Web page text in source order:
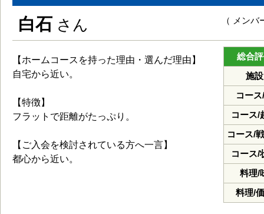
白石 さん （ メン
【ホームコースを持った理由・選んだ理由】
自宅から近い。
【特徴】
フラットで距離がたっぷり。
【ご入会を検討されている方へ一言】
都心から近い。
総合
施設
コー
コース/
コース/
コース/
料理/
料理/